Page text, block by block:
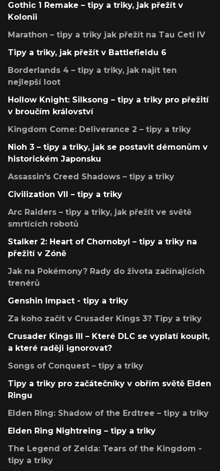
Gothic 1 Remake – tipy a triky, jak přežít v
Kolonii
Marathon – tipy a triky jak přežít na Tau Ceti IV
Tipy a triky, jak přežít v Battlefieldu 6
Borderlands 4 – tipy a triky, jak najít ten
nejlepší loot
Hollow Knight: Silksong – tipy a triky pro přežití
v broučím království
Kingdom Come: Deliverance 2 – tipy a triky
Nioh 3 – tipy a triky, jak se postavit démonům v
historickém Japonsku
Assassin's Creed Shadows – tipy a triky
Civilization VII – tipy a triky
Arc Raiders – tipy a triky, jak přežít ve světě
smrtících robotů
Stalker 2: Heart of Chornobyl – tipy a triky na
přežití v Zóně
Jak na Pokémony? Rady do života začínajících
trenérů
Genshin Impact - tipy a triky
Za koho začít v Crusader Kings 3? Tipy a triky
Crusader Kings III – Které DLC se vyplatí koupit,
a které raději ignorovat?
Songs of Conquest – tipy a triky
Tipy a triky pro začátečníky v obřím světě Elden
Ringu
Elden Ring: Shadow of the Erdtree – tipy a triky
Elden Ring Nightreing – tipy a triky
The Legend of Zelda: Tears of the Kingdom -
tipy a triky